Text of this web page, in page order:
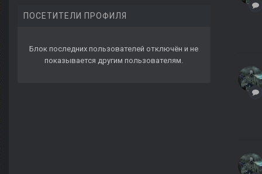
ПОСЕТИТЕЛИ ПРОФИЛЯ
Блок последних пользователей отключён и не
показывается другим пользователям.